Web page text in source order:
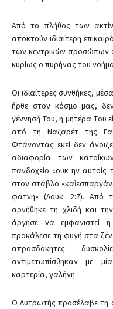
Από το πλήθος των
αποκτούν ιδιαίτερη
των κεντρικών προσώπων
κυρίως ο πυρήνας του
Οι ιδιαίτερες συνθήκες,
ήρθε στον κόσμο μας,
γέννησή Του, η μητέρα Tου
από τη Ναζαρέτ της
Φτάνοντας εκεί δεν
αδιαφορία των
πανδοχείο «ουκ ην
στον στάβλο «καὶ
φάτνη» (Λουκ. 2:7). Από
αρνήθηκε τη χλιδή και
άργησε να εμφανιστεί
προκάλεσε τη φυγή στα
απροσδόκητες
αντιμετωπίσθηκαν με
καρτερία, γαλήνη.
Ο Λυτρωτής προσέλαβε τη